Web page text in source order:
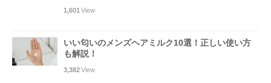
1,601View
いい匂いのメンズヘアミルク10選！正しい使い方
も解説！
3,382View